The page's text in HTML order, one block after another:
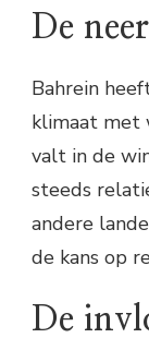
De
Bahrein
klimaat met
valt in de
steeds
andere
de kans op
De